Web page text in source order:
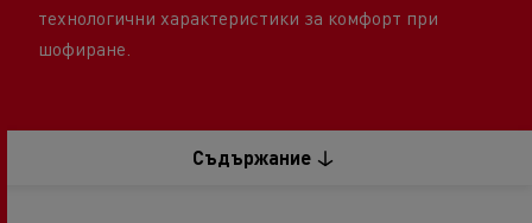
технологични характеристики за комфорт при
шофиране.
Съдържание